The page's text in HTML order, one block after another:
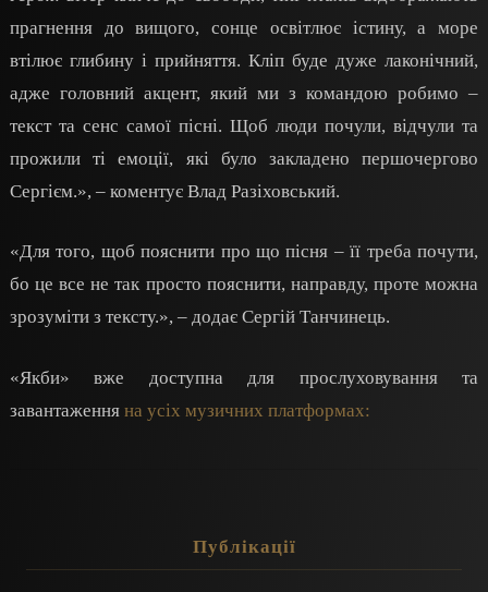
прагнення до вищого, сонце освітлює істину, а море
втілює глибину і прийняття. Кліп буде дуже лаконічний,
адже головний акцент, який ми з командою робимо –
текст та сенс самої пісні. Щоб люди почули, відчули та
прожили ті емоції, які було закладено першочергово
Сергієм.», – коментує Влад Разіховський.
«Для того, щоб пояснити про що пісня – її треба почути,
бо це все не так просто пояснити, направду, проте можна
зрозуміти з тексту.», – додає Сергій Танчинець.
«Якби» вже доступна для прослуховування та
завантаження на усіх музичних платформах:
Публікації